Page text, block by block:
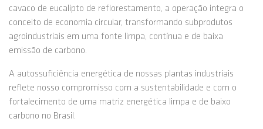
cavaco de eucalipto de reflorestamento, a operação integra o
conceito de economia circular, transformando subprodutos
agroindustriais em uma fonte limpa, contínua e de baixa
emissão de carbono.
A autossuficiência energética de nossas plantas industriais
reflete nosso compromisso com a sustentabilidade e com o
fortalecimento de uma matriz energética limpa e de baixo
carbono no Brasil.